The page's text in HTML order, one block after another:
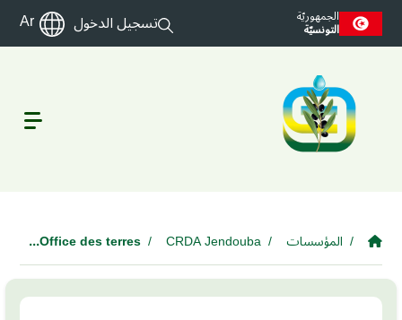
Skip to main
الجمهوريّة
التونسيّة تسجيل الدخول Ar
المؤسسات CRDA Jendouba
Office des terres...